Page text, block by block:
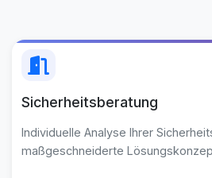
Sicherheitsberatung
Individuelle Analyse Ihrer
maßgeschneiderte